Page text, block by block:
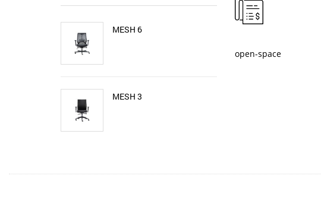
open-space
MESH 6
MESH 3